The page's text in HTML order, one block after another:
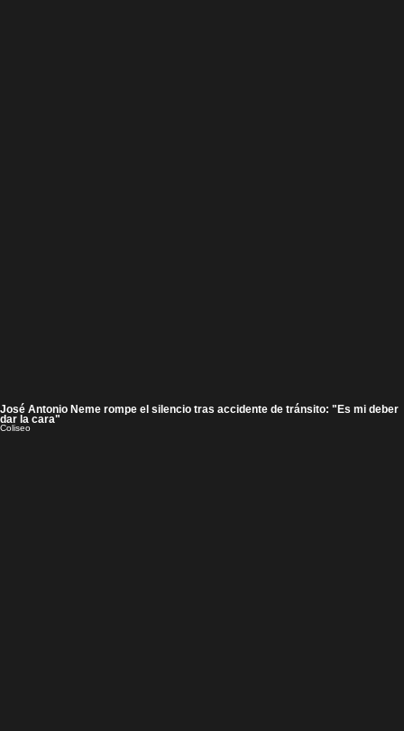
José Antonio Neme rompe el silencio tras accidente de tránsito: "Es mi deber
dar la cara"
Coliseo